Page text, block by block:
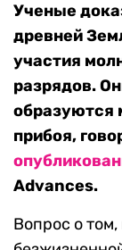
Ученые
древней
участия
разрядов.
образуются
прибоя,
Advances.
Вопрос о